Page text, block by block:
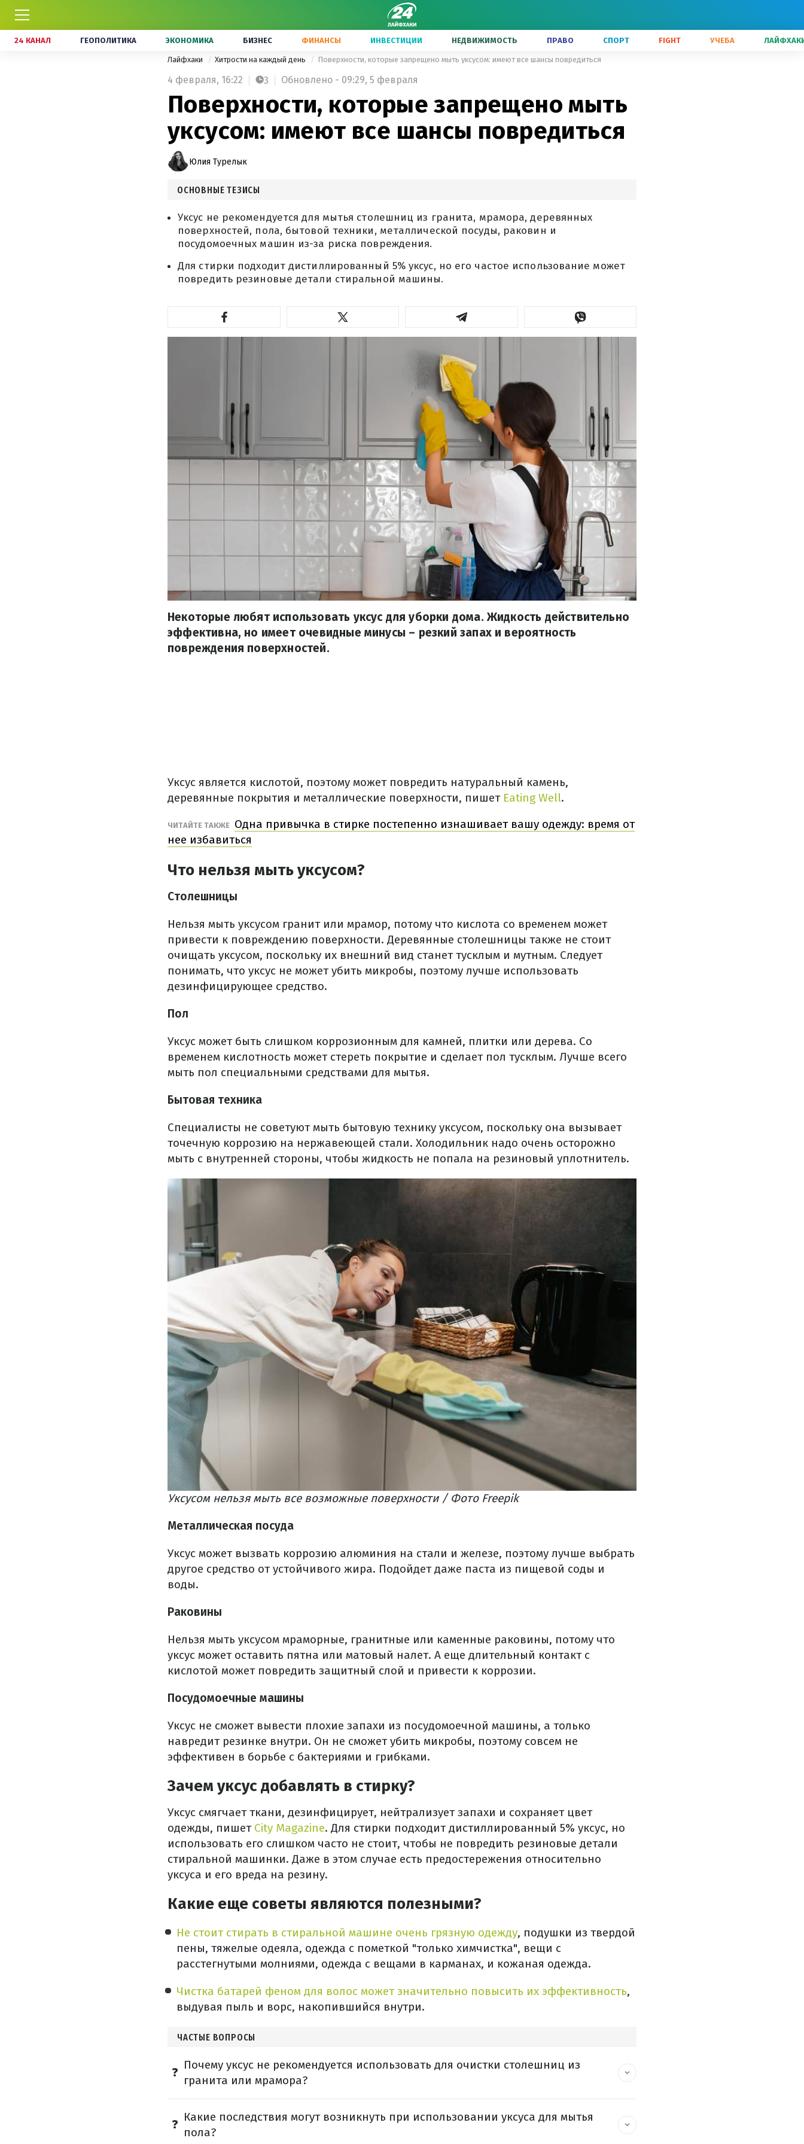
24 КАНАЛ ГЕОПОЛИТИКА ЭКОНОМИКА БИЗНЕС ФИНАНСЫ ИНВЕСТИЦИИ НЕДВИЖИМОСТЬ ПРАВО СПОРТ FIGHT УЧЕБА
Лайфхаки Хитрости на каждый день Поверхности, которые запрещено мыть уксусом: имеют все шансы повредиться
4 февраля, 16:22 3 Обновлено - 09:29, 5 февраля
Поверхности, которые запрещено мыть
уксусом: имеют все шансы повредиться
Юлия Турелык
ОСНОВНЫЕ ТЕЗИСЫ
Уксус не рекомендуется для мытья столешниц из гранита, мрамора, деревянных
поверхностей, пола, бытовой техники, металлической посуды, раковин и
посудомоечных машин из-за риска повреждения.
Для стирки подходит дистиллированный 5% уксус, но его частое использование может
повредить резиновые детали стиральной машины.
Некоторые любят использовать уксус для уборки дома. Жидкость действительно
эффективна, но имеет очевидные минусы – резкий запах и вероятность
повреждения поверхностей.
Уксус является кислотой, поэтому может повредить натуральный камень,
деревянные покрытия и металлические поверхности, пишет Eating Well.
ЧИТАЙТЕ ТАКЖЕ Одна привычка в стирке постепенно изнашивает вашу одежду: время от
нее избавиться
Что нельзя мыть уксусом?
Столешницы
Нельзя мыть уксусом гранит или мрамор, потому что кислота со временем может
привести к повреждению поверхности. Деревянные столешницы также не стоит
очищать уксусом, поскольку их внешний вид станет тусклым и мутным. Следует
понимать, что уксус не может убить микробы, поэтому лучше использовать
дезинфицирующее средство.
Пол
Уксус может быть слишком коррозионным для камней, плитки или дерева. Со
временем кислотность может стереть покрытие и сделает пол тусклым. Лучше всего
мыть пол специальными средствами для мытья.
Бытовая техника
Специалисты не советуют мыть бытовую технику уксусом, поскольку она вызывает
точечную коррозию на нержавеющей стали. Холодильник надо очень осторожно
мыть с внутренней стороны, чтобы жидкость не попала на резиновый уплотнитель.
Уксусом нельзя мыть все возможные поверхности / Фото Freepik
Металлическая посуда
Уксус может вызвать коррозию алюминия на стали и железе, поэтому лучше выбрать
другое средство от устойчивого жира. Подойдет даже паста из пищевой соды и
воды.
Раковины
Нельзя мыть уксусом мраморные, гранитные или каменные раковины, потому что
уксус может оставить пятна или матовый налет. А еще длительный контакт с
кислотой может повредить защитный слой и привести к коррозии.
Посудомоечные машины
Уксус не сможет вывести плохие запахи из посудомоечной машины, а только
навредит резинке внутри. Он не сможет убить микробы, поэтому совсем не
эффективен в борьбе с бактериями и грибками.
Зачем уксус добавлять в стирку?
Уксус смягчает ткани, дезинфицирует, нейтрализует запахи и сохраняет цвет
одежды, пишет City Magazine. Для стирки подходит дистиллированный 5% уксус, но
использовать его слишком часто не стоит, чтобы не повредить резиновые детали
стиральной машинки. Даже в этом случае есть предостережения относительно
уксуса и его вреда на резину.
Какие еще советы являются полезными?
Не стоит стирать в стиральной машине очень грязную одежду, подушки из твердой
пены, тяжелые одеяла, одежда с пометкой "только химчистка", вещи с
расстегнутыми молниями, одежда с вещами в карманах, и кожаная одежда.
Чистка батарей феном для волос может значительно повысить их эффективность,
выдувая пыль и ворс, накопившийся внутри.
ЧАСТЫЕ ВОПРОСЫ
Почему уксус не рекомендуется использовать для очистки столешниц из
гранита или мрамора?
Какие последствия могут возникнуть при использовании уксуса для мытья
пола?